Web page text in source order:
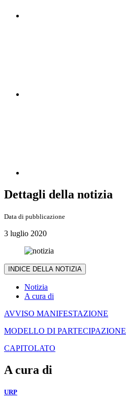
Dettagli della notizia
Data di pubblicazione
3 luglio 2020
INDICE DELLA NOTIZIA
Notizia
A cura di
AVVISO MANIFESTAZIONE
MODELLO DI PARTECIPAZIONE
CAPITOLATO
A cura di
URP